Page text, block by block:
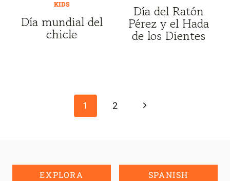
KIDS
Día mundial del
chicle
Día del Ratón
Pérez y el Hada
de los Dientes
navigation
1 2
Next
EXPLORA
SPANISH